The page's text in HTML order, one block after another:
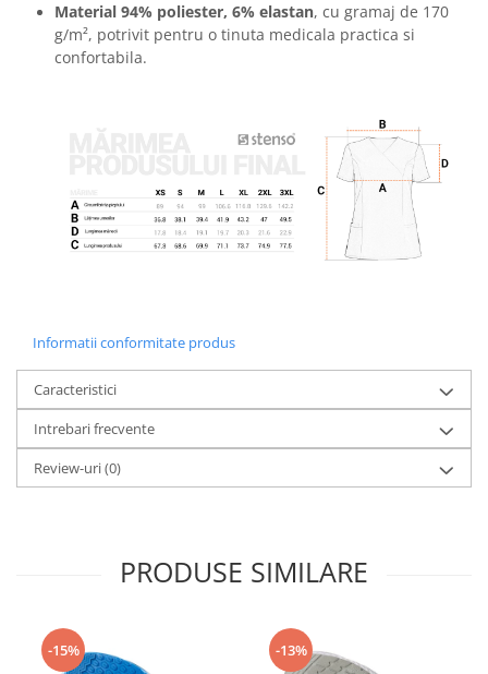
Material 94% poliester, 6% elastan, cu gramaj de 170
g/m², potrivit pentru o tinuta medicala practica si
confortabila.
Informatii conformitate produs
Caracteristici
Intrebari frecvente
Review-uri(0)
PRODUSE SIMILARE
-15% -13%